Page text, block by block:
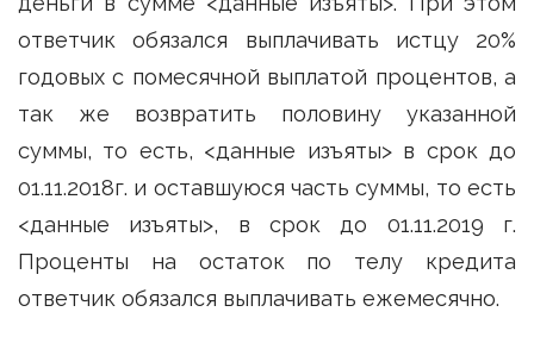
ответчик обязался выплачивать истцу 20%
годовых с помесячной выплатой процентов, а
так же возвратить половину указанной
суммы, то есть, <данные изъяты> в срок до
01.11.2018г. и оставшуюся часть суммы, то есть
<данные изъяты>, в срок до 01.11.2019 г.
Проценты на остаток по телу кредита
ответчик обязался выплачивать ежемесячно.